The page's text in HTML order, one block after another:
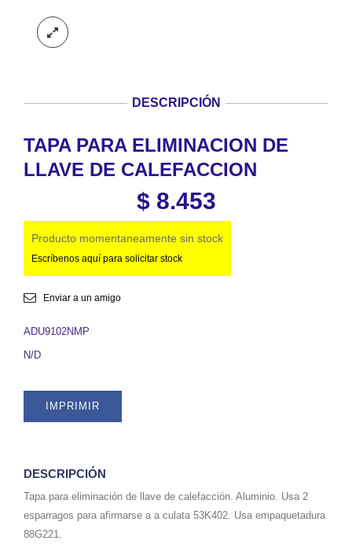
DESCRIPCIÓN
TAPA PARA ELIMINACION DE
LLAVE DE CALEFACCION
$8.453
Producto momentaneamente sin stock
Escríbenos aquí para solicitar stock
Enviar a un amigo
ADU9102NMP
N/D
IMPRIMIR
DESCRIPCIÓN
Tapa para eliminación de llave de calefacción. Aluminio. Usa 2
esparragos para afirmarse a a culata 53K402. Usa empaquetadura
88G221.